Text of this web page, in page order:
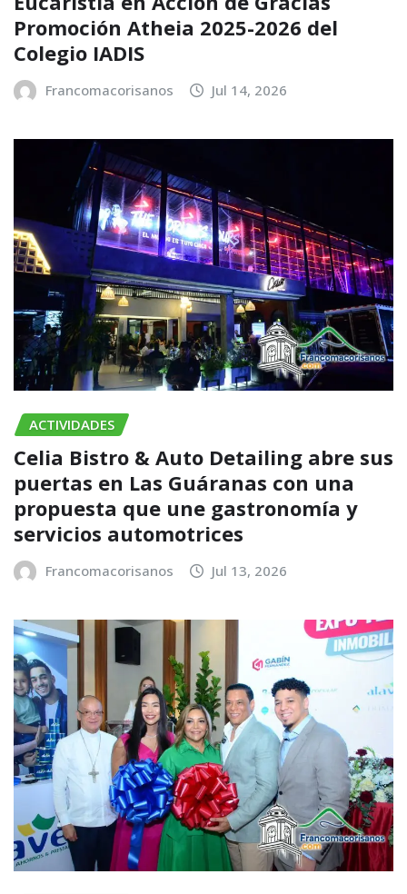
Promoción Atheia 2025-2026 del
Colegio IADIS
Francomacorisanos Jul 14, 2026
ACTIVIDADES
Celia Bistro & Auto Detailing abre sus
puertas en Las Guáranas con una
propuesta que une gastronomía y
servicios automotrices
Francomacorisanos Jul 13, 2026